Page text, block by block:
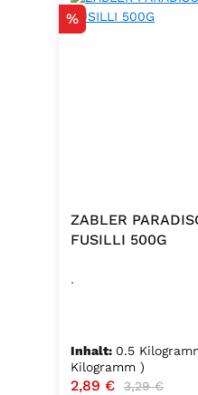
Rabatt
%
ZABLER
FUSILLI 500G
.
Inhalt: 0.5
Kilogramm )
Verkaufspreis:
2,89 € Regulärer
3,29 €